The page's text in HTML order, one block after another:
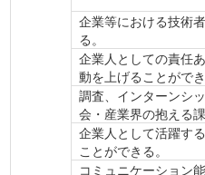
企業等における技術
る。
企業人としての責任
動を上げることがで
調査、インターンシ
会・産業界の抱える
企業人として活躍す
ことができる。
コミュニケーション